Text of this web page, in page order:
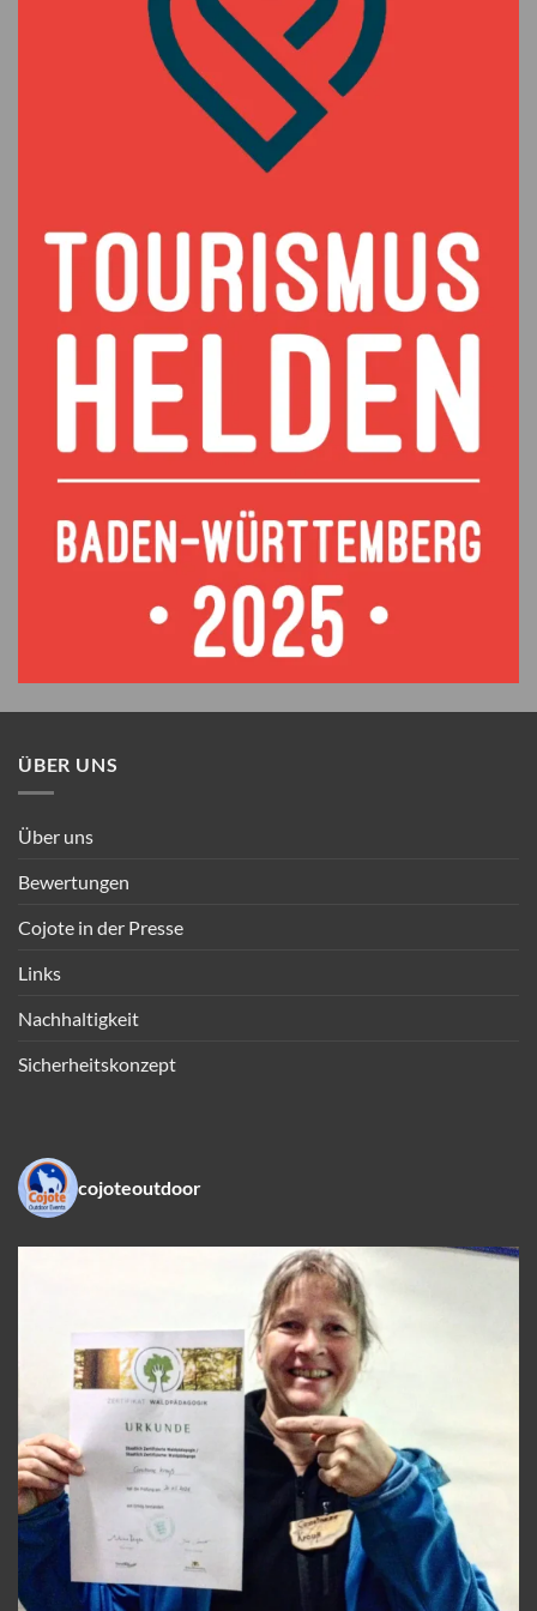
ÜBER UNS
Über uns
Bewertungen
Cojote in der Presse
Links
Nachhaltigkeit
Sicherheitskonzept
cojoteoutdoor